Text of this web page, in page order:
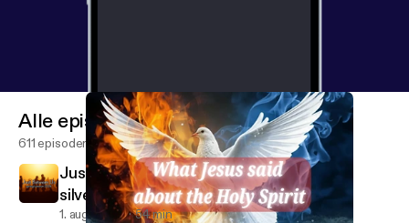
Alle episoder
611 episoder
Just between us pt 5 - The rule: gold or
silver?
1. aug. 2026 54 min